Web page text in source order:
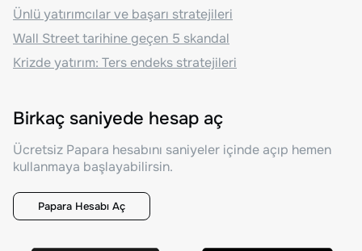
Ünlü yatırımcılar ve başarı stratejileri
Wall Street tarihine geçen 5 skandal
Krizde yatırım: Ters endeks stratejileri
Birkaç saniyede hesap aç
Ücretsiz Papara hesabını saniyeler içinde açıp hemen
kullanmaya başlayabilirsin.
Papara Hesabı Aç